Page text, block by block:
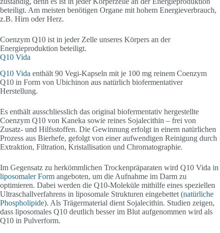
beteiligt. Am meisten benötigen Organe mit hohem Energieverbrauch,
z.B. Hirn oder Herz.
Coenzym Q10 ist in jeder Zelle unseres Körpers an der
Energieproduktion beteiligt.
Q10 Vida
Q10 Vida enthält 90 Vegi-Kapseln mit je 100 mg reinem Coenzym
Q10 in Form von Ubichinon aus natürlich biofermentativer
Herstellung.
Es enthält ausschliesslich das original biofermentativ hergestellte
Coenzym Q10 von Kaneka sowie reines Sojalecithin – frei von
Zusatz- und Hilfsstoffen. Die Gewinnung erfolgt in einem natürlichen
Prozess aus Bierhefe, gefolgt von einer aufwendigen Reinigung durch
Extraktion, Filtration, Kristallisation und Chromatographie.
Im Gegensatz zu herkömmlichen Trockenpräparaten wird Q10 Vida in
liposomaler Form angeboten, um die Aufnahme im Darm zu
optimieren. Dabei werden die Q10-Moleküle mithilfe eines speziellen
Ultraschallverfahrens in liposomale Strukturen eingebettet (natürliche
Phospholipide). Als Trägermaterial dient Sojalecithin. Studien zeigen,
dass liposomales Q10 deutlich besser im Blut aufgenommen wird als
Q10 in Pulverform.